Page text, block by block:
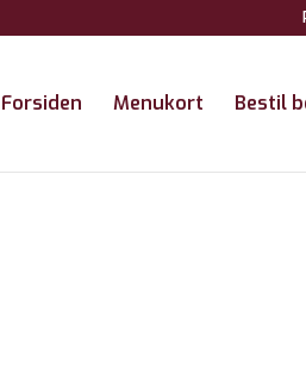
Forsiden Menukort Bestil